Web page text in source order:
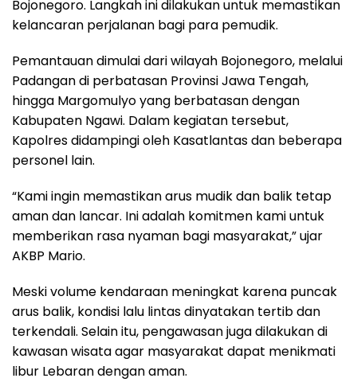
Bojonegoro. Langkah ini dilakukan untuk memastikan
kelancaran perjalanan bagi para pemudik.
Pemantauan dimulai dari wilayah Bojonegoro, melalui
Padangan di perbatasan Provinsi Jawa Tengah,
hingga Margomulyo yang berbatasan dengan
Kabupaten Ngawi. Dalam kegiatan tersebut,
Kapolres didampingi oleh Kasatlantas dan beberapa
personel lain.
“Kami ingin memastikan arus mudik dan balik tetap
aman dan lancar. Ini adalah komitmen kami untuk
memberikan rasa nyaman bagi masyarakat,” ujar
AKBP Mario.
Meski volume kendaraan meningkat karena puncak
arus balik, kondisi lalu lintas dinyatakan tertib dan
terkendali. Selain itu, pengawasan juga dilakukan di
kawasan wisata agar masyarakat dapat menikmati
libur Lebaran dengan aman.